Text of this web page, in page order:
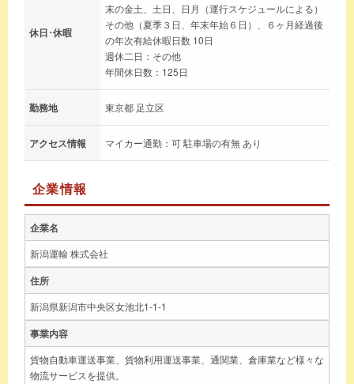
休日･休暇
末の金土、土日、日月（運行スケジュールによる）
その他（夏季３日、年末年始６日）、６ヶ月経過後
の年次有給休暇日数 10日
週休二日：その他
年間休日数：125日
勤務地 東京都 足立区
アクセス情報 マイカー通勤：可 駐車場の有無 あり
企業情報
企業名
新潟運輸 株式会社
住所
新潟県新潟市中央区女池北1-1-1
事業内容
貨物自動車運送事業、貨物利用運送事業、通関業、倉庫業など様々な
物流サービスを提供。